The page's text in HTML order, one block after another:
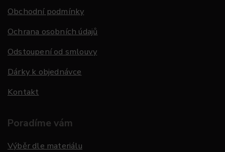
Obchodní podmínky
Ochrana osobních údajů
Odstoupení od smlouvy
Dárky k objednávce
Kontakt
Poradíme vám
Výběr dle materiálu